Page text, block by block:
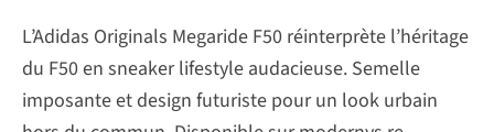
L’Adidas Originals Megaride F50 réinterprète l’héritage
du F50 en sneaker lifestyle audacieuse. Semelle
imposante et design futuriste pour un look urbain